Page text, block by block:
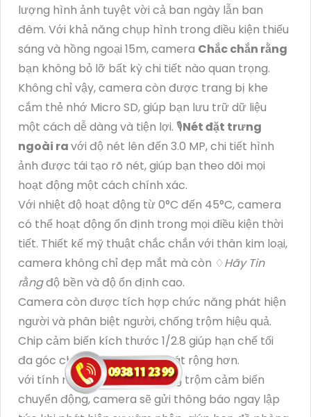
lượng hình ảnh tuyệt vời cả ban ngày lẫn ban
đêm. Với khả năng chụp hình trong điều kiện thiếu
sáng và hồng ngoại 15m, camera Chắc chắn rằng
bạn không bỏ lỡ bất kỳ chi tiết nào quan trọng.
Không chỉ vậy, camera còn được trang bị khe
cắm thẻ nhớ Micro SD, giúp bạn lưu trữ dữ liệu
một cách dễ dàng và tiện lợi. 🎙Nét đặt trưng
ngoài ravới độ nét lên đến 3.0 MP, chi tiết hình
ảnh được tái tạo rõ nét, giúp bạn theo dõi mọi
hoạt động một cách chính xác.
Với nhiệt độ hoạt động từ 0°C đến 45°C, camera
có thể hoạt động ổn định trong mọi điều kiện thời
tiết. Thiết kế mỹ thuật chắc chắn với thân kim loại,
camera không chỉ đẹp mắt mà còn ♢Hãy Tin
rằngđộ bền và độ ổn định cao.
Camera còn được tích hợp chức năng phát hiện
người và phân biệt người, chống trộm hiệu quả.
Chip cảm biến kích thước 1/2.8 giúp hạn chế tối
đa góc chết, giúp bạn quan sát rộng hơn.
với tính năng báo động chống trộm cảm biến
chuyển động, camera sẽ gửi thông báo ngay lập